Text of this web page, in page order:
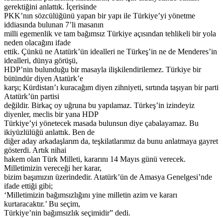
gerektiğini anlattık. İçerisinde
PKK’nın sözcülüğünü yapan bir yapı ile Türkiye’yi yönetme
iddiasında bulunan 7’li masanın
milli egemenlik ve tam bağımsız Türkiye açısından tehlikeli bir yola
neden olacağını ifade
ettik. Çünkü ne Atatürk’ün idealleri ne Türkeş’in ne de Menderes’in
idealleri, dünya görüşü,
HDP’nin bulunduğu bir masayla ilişkilendirilemez. Türkiye bir
bütündür diyen Atatürk’e
karşı; Kürdistan’ı kuracağım diyen zihniyeti, sırtında taşıyan bir parti
Atatürk’ün partisi
değildir. Birkaç oy uğruna bu yapılamaz. Türkeş’in izindeyiz
diyenler, meclis bir yana HDP
Türkiye’yi yönetecek masada bulunsun diye çabalayamaz. Bu
ikiyüzlülüğü anlattık. Ben de
diğer aday arkadaşlarım da, teşkilatlarımız da bunu anlatmaya gayret
gösterdi. Artık nihai
hakem olan Türk Milleti, kararını 14 Mayıs günü verecek.
Milletimizin vereceği her karar,
bizim başımızın üzerindedir. Atatürk’ün de Amasya Genelgesi’nde
ifade ettiği gibi;
‘Milletimizin bağımsızlığını yine milletin azim ve kararı
kurtaracaktır.’ Bu seçim,
Türkiye’nin bağımsızlık seçimidir” dedi.